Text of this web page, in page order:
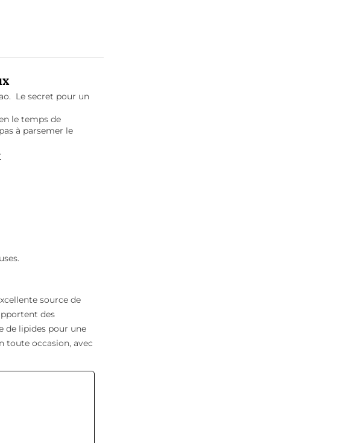
Le secret pour un
le temps de
à parsemer le
source de
des
de lipides pour une
toute occasion, avec